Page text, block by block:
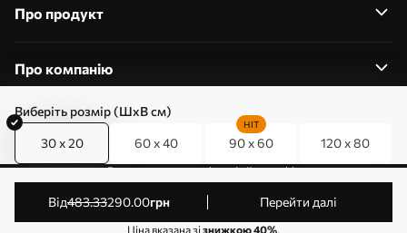
Виберіть розмір (ШхВ см)
30 x 20 60 x 40 90 x 60
HIT
120 x 80
від483.33290.00грн Перейти далі
Ціна вказана зізнижкою 40%.
Про продукт
Про компанію
0800357223
Редагування дозволів на файли cookie
© 2011-2026 Art-holst. Усі права захищені. Власник:
ТОВ “КЛЄВЄР”. Код ЄДРПОУ: 31780602.